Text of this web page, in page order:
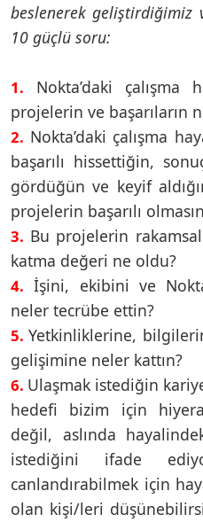
beslenerek geliştirdiğimiz
10 güçlü soru:
1. Nokta’daki çalışma
projelerin ve başarıların
2. Nokta’daki çalışma
başarılı hissettiğin,
gördüğün ve keyif
projelerin başarılı
3. Bu projelerin rakamsal
katma değeri ne oldu?
4. İşini, ekibini ve
neler tecrübe ettin?
5.Yetkinliklerine,
gelişimine neler kattın?
6. Ulaşmak istediğin
hedefi bizim için
değil, aslında
istediğini ifade
canlandırabilmek için
olan kişi/leri